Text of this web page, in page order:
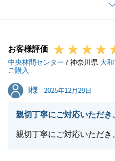
今後新しいお住まいで、
を切に願っております。
にお申し付けください。
何卒、よろしくお願い申し
お客様評価
中央林間センター / 神奈川県 大
ご購入
I様
I様 2025年12月29日
親切丁寧にご対応いただき
親切丁寧にご対応いただき